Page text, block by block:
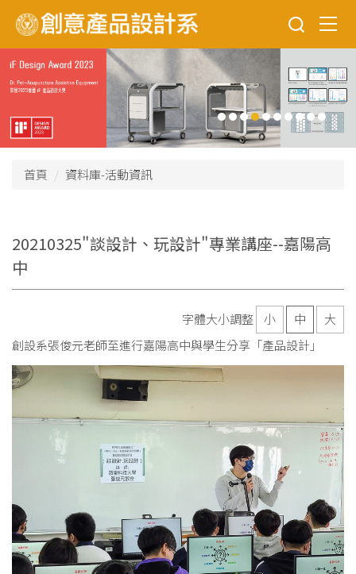
到
主
要
內
區
首頁 資料庫-活動資訊
20210325"談設計、玩設計"專業講座--嘉陽高
中
字體大小調整 小 中
大
創設系張俊元老師至進行嘉陽高中與學生分享「產品設計」